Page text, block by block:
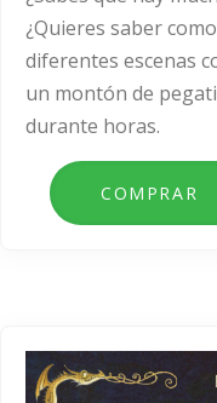
¿Quieres saber
diferentes escenas
un montón de
durante horas.